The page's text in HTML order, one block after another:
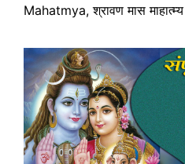
Mahatmya, श्रावण मास माहात्म्य